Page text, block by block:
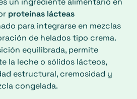
proteínas lácteas
para integrarse en mezclas
de helados tipo crema.
equilibrada, permite
la leche o sólidos lácteos,
estructural, cremosidad y
congelada.